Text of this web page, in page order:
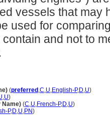
vessels that may
used for
and not to
(preferred ,C,U,English-P,D,U)
,U)
Name) (C,U,French-P,D,U)
P,D,U,PN)